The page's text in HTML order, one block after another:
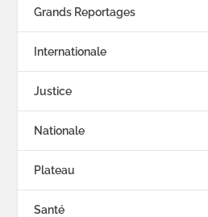
Grands Reportages
Internationale
Justice
Nationale
Plateau
Santé